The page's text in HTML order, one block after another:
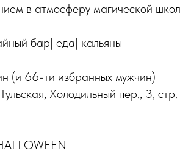
в атмосферу магической
бар| еда| кальяны
(и 66-ти избранных мужчин)
Холодильный пер., 3,